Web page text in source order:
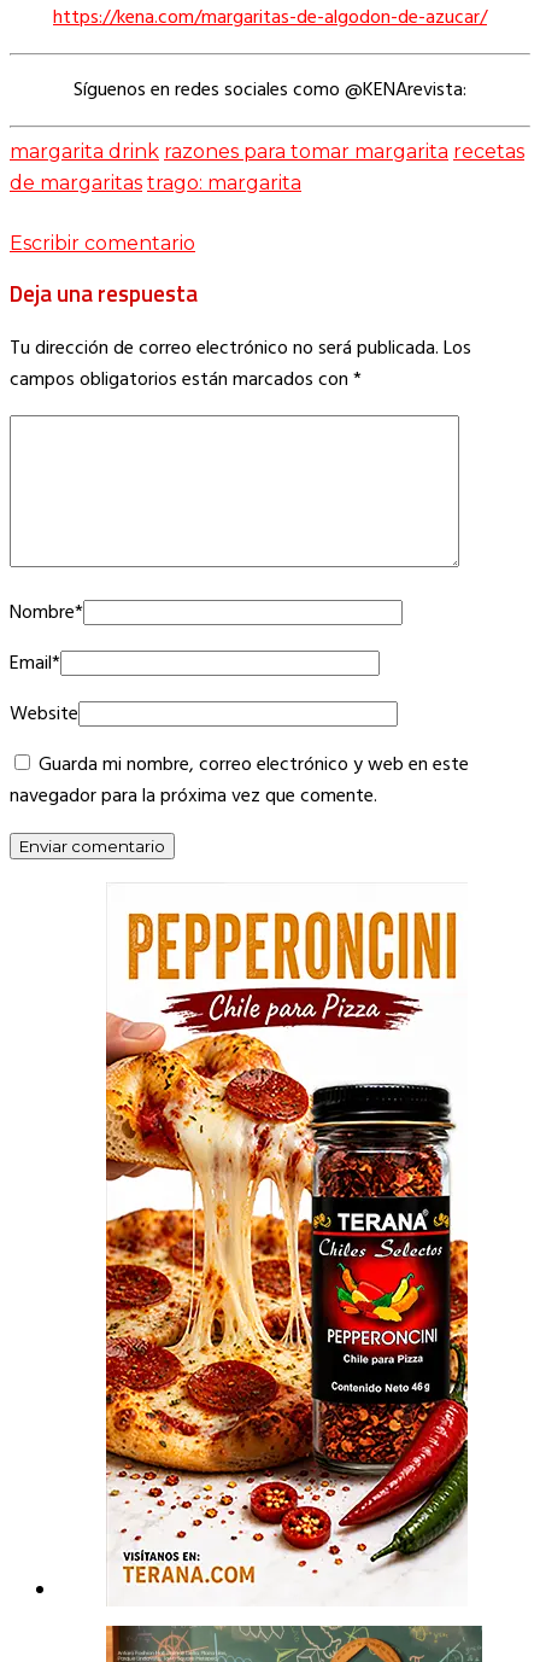
https://kena.com/margaritas-de-algodon-de-azucar/
Síguenos en redes sociales como @KENArevista:
margarita drink razones para tomar margarita recetas
de margaritas trago: margarita
Escribir comentario
Deja una respuesta
Tu dirección de correo electrónico no será publicada.Los
campos obligatorios están marcados con*
Nombre*
Email*
Website
Guarda mi nombre, correo electrónico y web en este
navegador para la próxima vez que comente.